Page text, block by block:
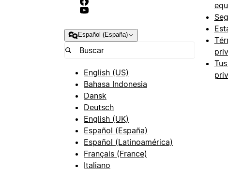
Español (España)
English (US)
Bahasa Indonesia
Dansk
Deutsch
English (UK)
Español (España)
Español (Latinoamérica)
Français (France)
Italiano